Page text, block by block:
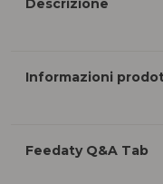
Descrizione
Informazioni
Feedaty Q&A Tab